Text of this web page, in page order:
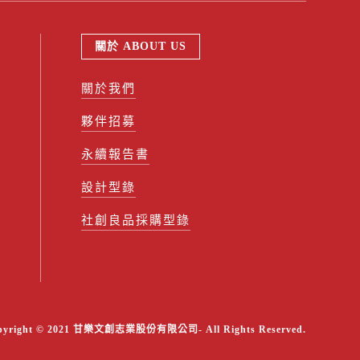
關於 ABOUT US
關於我們
夥伴招募
永續報告書
設計型錄
社創良品採購型錄
© 2021 甘樂文創志業股份有限公司- All Rights Reserved.